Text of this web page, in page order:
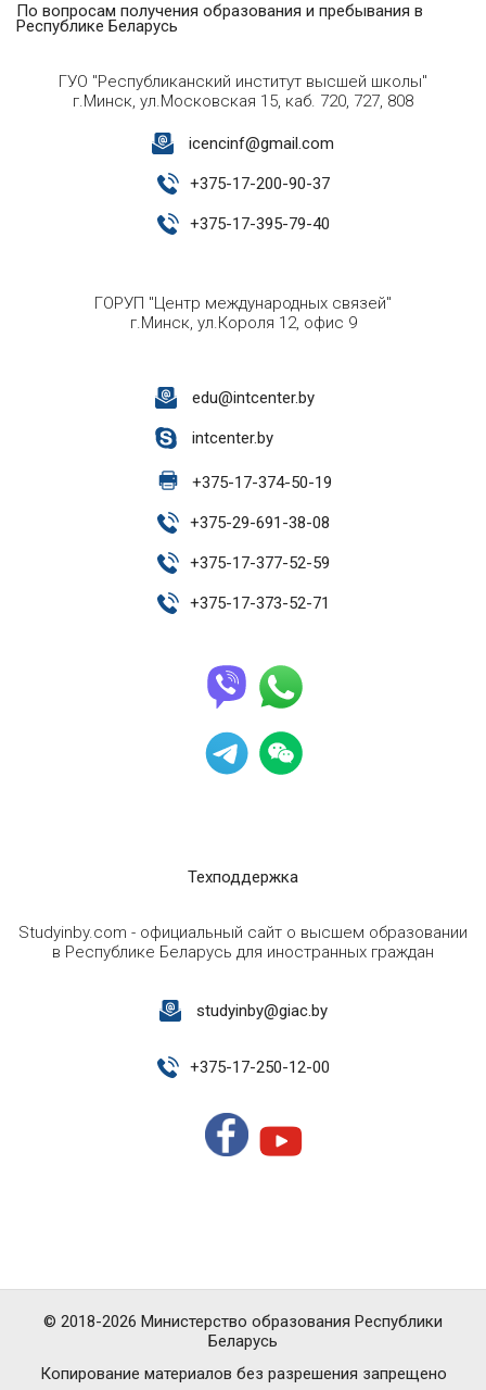
По вопросам получения образования и пребывания в
Республике Беларусь
ГУО "Республиканский институт высшей школы"
г.Минск, ул.Московская 15, каб. 720, 727, 808
icencinf@gmail.com
+375-17-200-90-37
+375-17-395-79-40
ГОРУП "Центр международных связей"
г.Минск, ул.Короля 12, офис 9
edu@intcenter.by
intcenter.by
+375-17-374-50-19
+375-29-691-38-08
+375-17-377-52-59
+375-17-373-52-71
Техподдержка
Studyinby.com - официальный сайт о высшем образовании
в Республике Беларусь для иностранных граждан
studyinby@giac.by
+375-17-250-12-00
Копирование материалов без разрешения запрещено
© 2018-2026 Министерство образования Республики
Беларусь